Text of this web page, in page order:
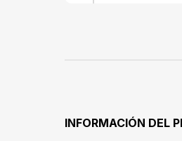
INFORMACIÓN DEL